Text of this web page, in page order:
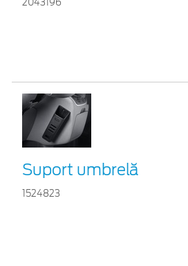
2043196
Suport umbrelă
1524823